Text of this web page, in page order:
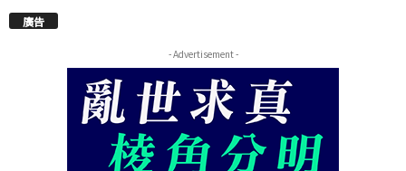
廣告
- Advertisement -